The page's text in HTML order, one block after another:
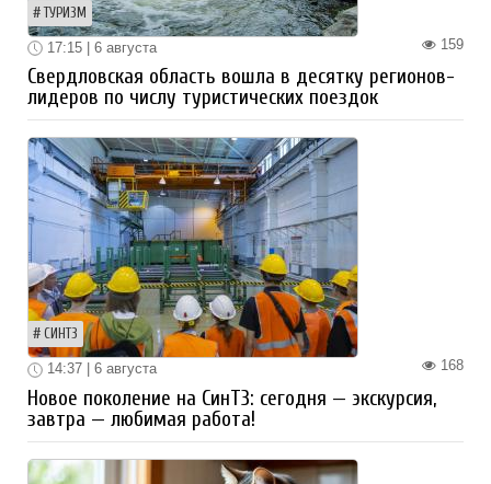
ТУРИЗМ
159
17:15 | 6 августа
Свердловская область вошла в десятку регионов-
лидеров по числу туристических поездок
СИНТЗ
168
14:37 | 6 августа
Новое поколение на СинТЗ: сегодня — экскурсия,
завтра — любимая работа!